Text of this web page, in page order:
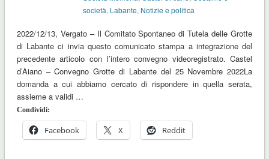
società, Labante, Notizie e politica
2022/12/13, Vergato – Il Comitato Spontaneo di Tutela delle Grotte
di Labante ci invia questo comunicato stampa a integrazione del
precedente articolo con l’intero convegno videoregistrato. Castel
d’Aiano – Convegno Grotte di Labante del 25 Novembre 2022La
domanda a cui abbiamo cercato di rispondere in quella serata,
assieme a validi …
Condividi:
Facebook X Reddit